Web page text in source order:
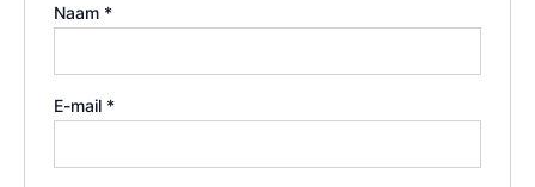
Naam *
E-mail *